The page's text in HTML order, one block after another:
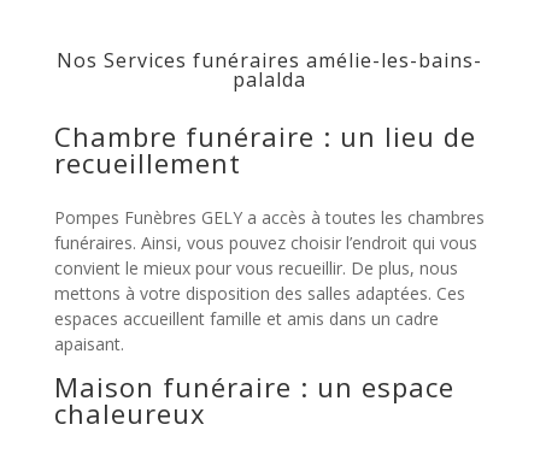
Nos Services funéraires amélie-les-bains-
palalda
Chambre funéraire : un lieu de
recueillement
Pompes Funèbres GELY a accès à toutes les chambres
funéraires. Ainsi, vous pouvez choisir l’endroit qui vous
convient le mieux pour vous recueillir. De plus, nous
mettons à votre disposition des salles adaptées. Ces
espaces accueillent famille et amis dans un cadre
apaisant.
Maison funéraire : un espace
chaleureux